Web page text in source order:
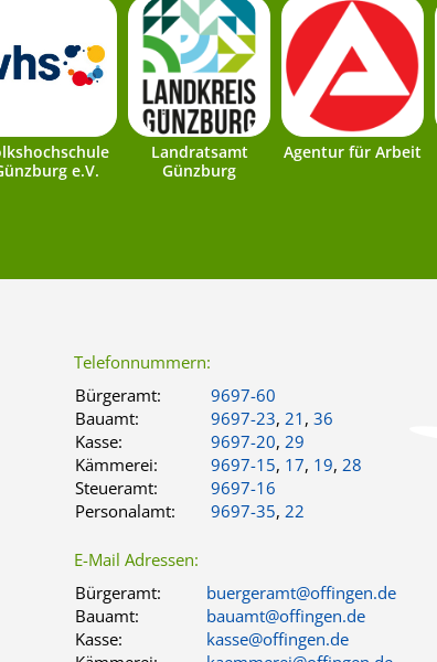
e.V.
Landratsamt
Günzburg
Agentur für Arbeit
Telefonnummern:
Bürgeramt:
9697-60
Bauamt:
9697-23, 21 , 36
Kasse:
9697-20, 29
Kämmerei:
9697-15, 17, 19, 28
Steueramt:
9697-16
Personalamt:
9697-35, 22
E-Mail Adressen:
Bürgeramt:
buergeramt@offingen.de
Bauamt:
bauamt@offingen.de
Kasse:
kasse@offingen.de